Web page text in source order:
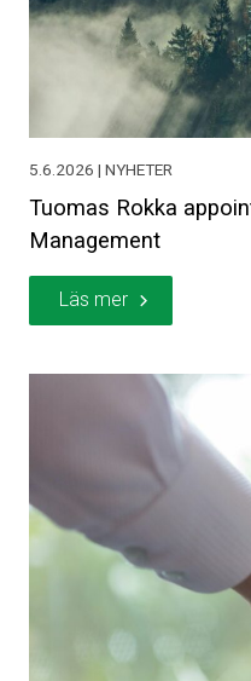
5.6.2026 | NYHETER
Tuomas Rokka
Management
Läs mer